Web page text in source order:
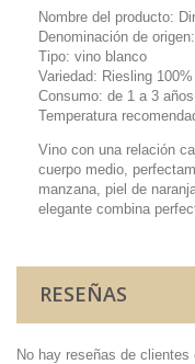
Nombre del producto:
Denominación de
Tipo: vino blanco
Variedad: Riesling 100%
Consumo: de 1 a 3 años
Temperatura
Vino con una relación
cuerpo medio,
manzana, piel de
elegante combina
RESEÑAS
No hay reseñas de